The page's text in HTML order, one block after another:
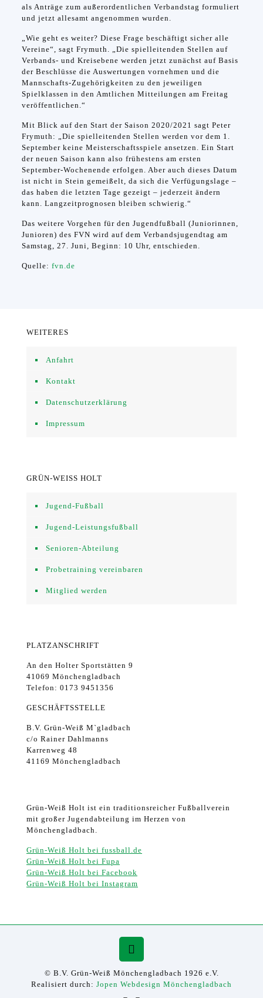
als Anträge zum außerordentlichen Verbandstag formuliert
und jetzt allesamt angenommen wurden.
„Wie geht es weiter? Diese Frage beschäftigt sicher alle
Vereine“, sagt Frymuth. „Die spielleitenden Stellen auf
Verbands- und Kreisebene werden jetzt zunächst auf Basis
der Beschlüsse die Auswertungen vornehmen und die
Mannschafts-Zugehörigkeiten zu den jeweiligen
Spielklassen in den Amtlichen Mitteilungen am Freitag
veröffentlichen.“
Mit Blick auf den Start der Saison 2020/2021 sagt Peter
Frymuth: „Die spielleitenden Stellen werden vor dem 1.
September keine Meisterschaftsspiele ansetzen. Ein Start
der neuen Saison kann also frühestens am ersten
September-Wochenende erfolgen. Aber auch dieses Datum
ist nicht in Stein gemeißelt, da sich die Verfügungslage –
das haben die letzten Tage gezeigt – jederzeit ändern
kann. Langzeitprognosen bleiben schwierig.“
Das weitere Vorgehen für den Jugendfußball (Juniorinnen,
Junioren) des FVN wird auf dem Verbandsjugendtag am
Samstag, 27. Juni, Beginn: 10 Uhr, entschieden.
Quelle: fvn.de
WEITERES
Anfahrt
Kontakt
Datenschutzerklärung
Impressum
GRÜN-WEISS HOLT
Jugend-Fußball
Jugend-Leistungsfußball
Senioren-Abteilung
Probetraining vereinbaren
Mitglied werden
PLATZANSCHRIFT
An den Holter Sportstätten 9
41069 Mönchengladbach
Telefon: 0173 9451356
GESCHÄFTSSTELLE
B.V. Grün-Weiß M`gladbach
c/o Rainer Dahlmanns
Karrenweg 48
41169 Mönchengladbach
Grün-Weiß Holt ist ein traditionsreicher Fußballverein
mit großer Jugendabteilung im Herzen von
Mönchengladbach.
Grün-Weiß Holt bei fussball.de
Grün-Weiß Holt bei Fupa
Grün-Weiß Holt bei Facebook
Grün-Weiß Holt bei Instagram
© B.V. Grün-Weiß Mönchengladbach 1926 e.V.
Realisiert durch: Jopen Webdesign Mönchengladbach